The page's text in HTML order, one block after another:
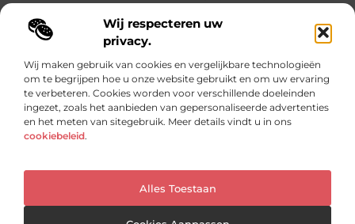
Wij respecteren uw
privacy.
Wij maken gebruik van cookies en vergelijkbare technologieën
om te begrijpen hoe u onze website gebruikt en om uw ervaring
te verbeteren. Cookies worden voor verschillende doeleinden
ingezet, zoals het aanbieden van gepersonaliseerde advertenties
en het meten van sitegebruik. Meer details vindt u in ons
cookiebeleid.
Alles Toestaan
wat er speelt in de wereld.
Bericht categorie
Onze informatie
@2025 www.bedrijventrefpunt.nl. All Right Reserved.